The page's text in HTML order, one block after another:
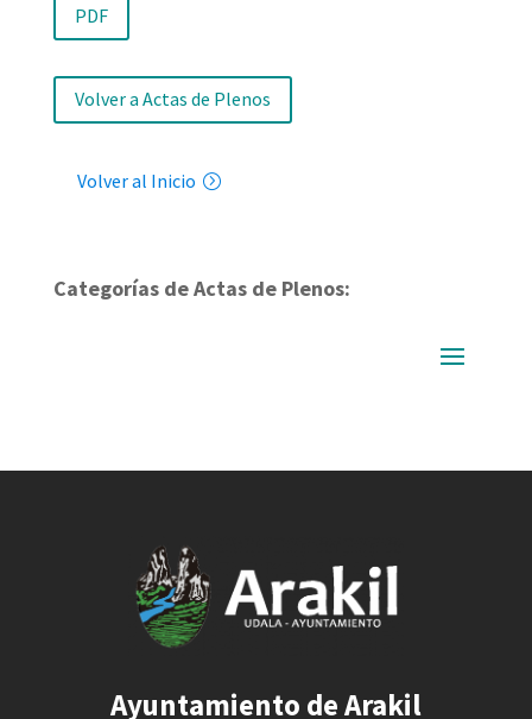
PDF
Volver a Actas de Plenos
Volver al Inicio
Categorías de Actas de Plenos:
Ayuntamiento de Arakil